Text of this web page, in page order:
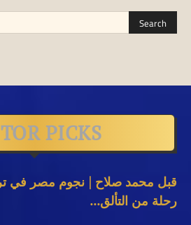
PICKS
قبل محمد صلاح | نجوم مصر في
رحلة من التألق...